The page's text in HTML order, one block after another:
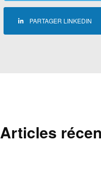
PARTAGER LINKEDIN
Articles